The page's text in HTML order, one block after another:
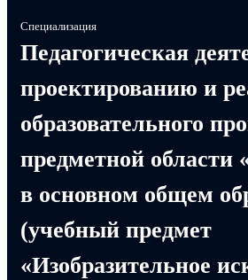
Специализация
Педагогическая
проектированию и
образовательного
предметной области
в основном общем
(учебный предмет
«Изобразительное